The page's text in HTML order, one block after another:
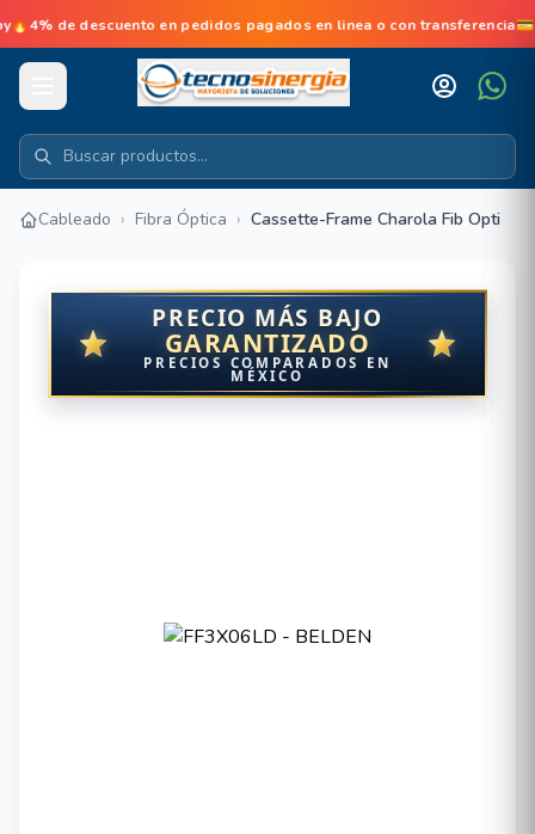
de descuento en pedidos pagados en linea o con
Cableado › Fibra Óptica › Cassette-Frame Charola Fib Opti
PRECIO MÁS BAJO
GARANTIZADO
PRECIOS COMPARADOS EN
MÉXICO